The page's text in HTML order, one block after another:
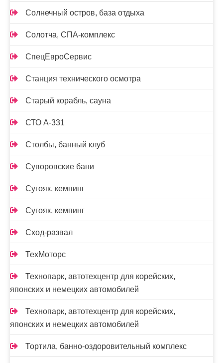
Солнечный остров, база отдыха
Солотча, СПА-комплекс
СпецЕвроСервис
Станция технического осмотра
Старый корабль, сауна
СТО А-331
Столбы, банный клуб
Суворовские бани
Сугояк, кемпинг
Сугояк, кемпинг
Сход-развал
ТехМоторс
Технопарк, автотехцентр для корейских,
японских и немецких автомобилей
Технопарк, автотехцентр для корейских,
японских и немецких автомобилей
Тортила, банно-оздоровительный комплекс